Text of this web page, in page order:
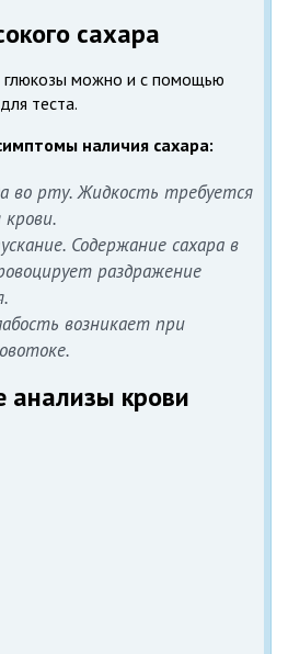
сахара
глюкозы можно и с помощью
теста.
наличия сахара:
во рту. Жидкость требуется
крови.
Содержание сахара в
раздражение
возникает при
анализы крови